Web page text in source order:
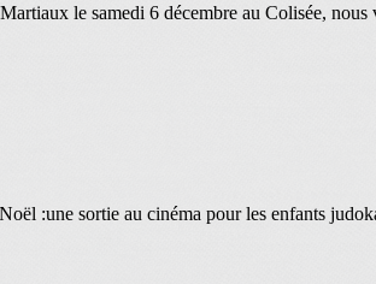
le samedi 6 décembre au Colisée, nous
:une sortie au cinéma pour les enfants